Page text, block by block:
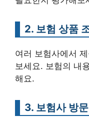
2. 보험 상품
여러 보험사에서
보세요. 보험의 내
해요.
3. 보험사 방